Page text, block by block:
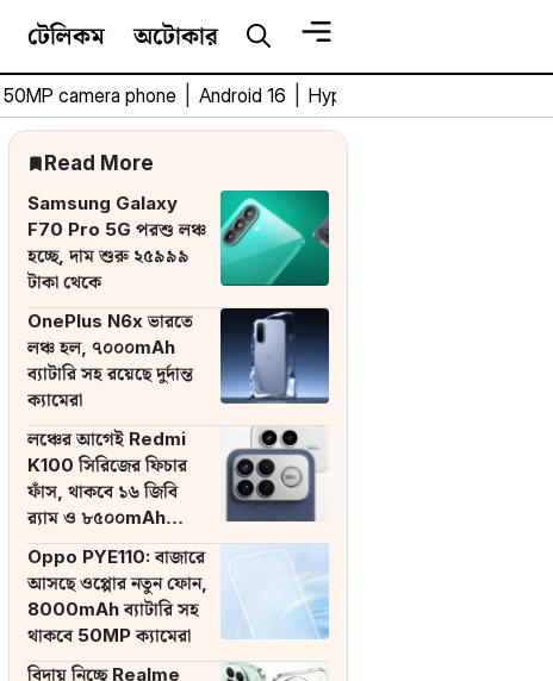
টেলিকম অটোকার
50MP camera phone Android 16 HyperOS 3
Read More
Samsung Galaxy
F70 Pro 5G পরশু লঞ্চ
হচ্ছে, দাম শুরু ২৫৯৯৯
টাকা থেকে
OnePlus N6x ভারতে
লঞ্চ হল, ৭০০০mAh
ব্যাটারি সহ রয়েছে দুর্দান্ত
ক্যামেরা
লঞ্চের আগেই Redmi
K100 সিরিজের ফিচার
ফাঁস, থাকবে ১৬ জিবি
র‌্যাম ও ৮৫০০mAh
ব্যাটারি
Oppo PYE110: বাজারে
আসছে ওপ্পোর নতুন ফোন,
8000mAh ব্যাটারি সহ
থাকবে 50MP ক্যামেরা
বিদায় নিচ্ছে Realme